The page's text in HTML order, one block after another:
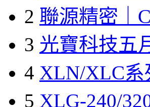
2 聯源精密｜
3 光寶科技五
4 XLN/XLC系
5 XLG-240/